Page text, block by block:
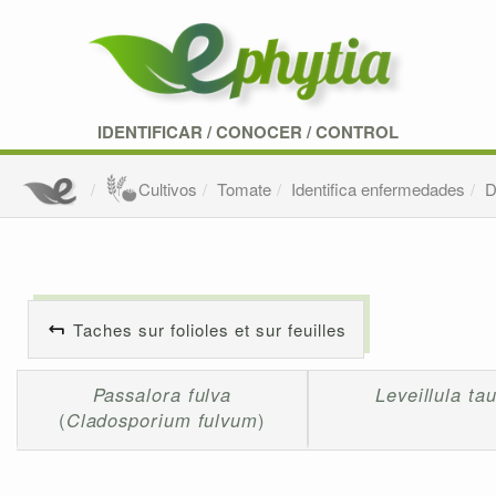
IDENTIFICAR /CONOCER /CONTROL
Cultivos Tomate Identifica enfermedades
Taches sur folioles et sur feuilles
Passalora fulva
(Cladosporium fulvum)
Leveillula